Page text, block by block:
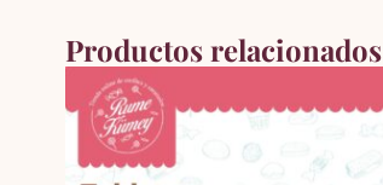
Productos relacionados